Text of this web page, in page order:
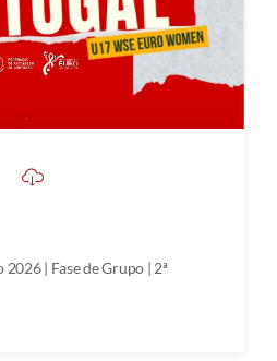
| Fase de Grupo | 2ª